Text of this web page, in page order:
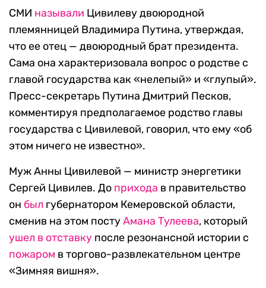
СМИ называли Цивилеву двоюродной
племянницей Владимира Путина, утверждая,
что ее отец — двоюродный брат президента.
Сама она характеризовала вопрос о родстве с
главой государства как «нелепый» и «глупый».
Пресс-секретарь Путина Дмитрий Песков,
комментируя предполагаемое родство главы
государства с Цивилевой, говорил, что ему «об
этом ничего не известно».
Муж Анны Цивилевой — министр энергетики
Сергей Цивилев. До прихода в правительство
он был губернатором Кемеровской области,
сменив на этом постуАмана Тулеева, который
ушел в отставку после резонансной истории с
пожаром в торгово-развлекательном центре
«Зимняя вишня».